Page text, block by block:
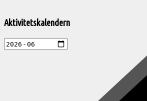
till
aktiviteter
Aktivitetskalendern